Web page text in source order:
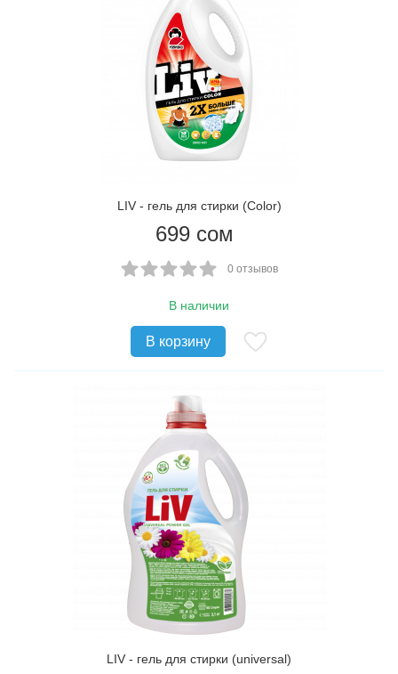
LIV - гель для стирки (Color)
699 сом
0 отзывов
В наличии
В корзину
LIV - гель для стирки (universal)